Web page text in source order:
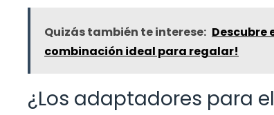
Quizás también te interese: Descubre
combinación ideal para regalar!
¿Los adaptadores para